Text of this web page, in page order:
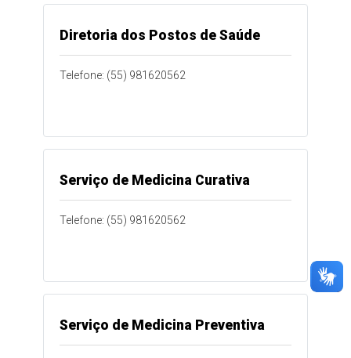
Diretoria dos Postos de Saúde
Telefone: (55) 981620562
Serviço de Medicina Curativa
Telefone: (55) 981620562
Serviço de Medicina Preventiva